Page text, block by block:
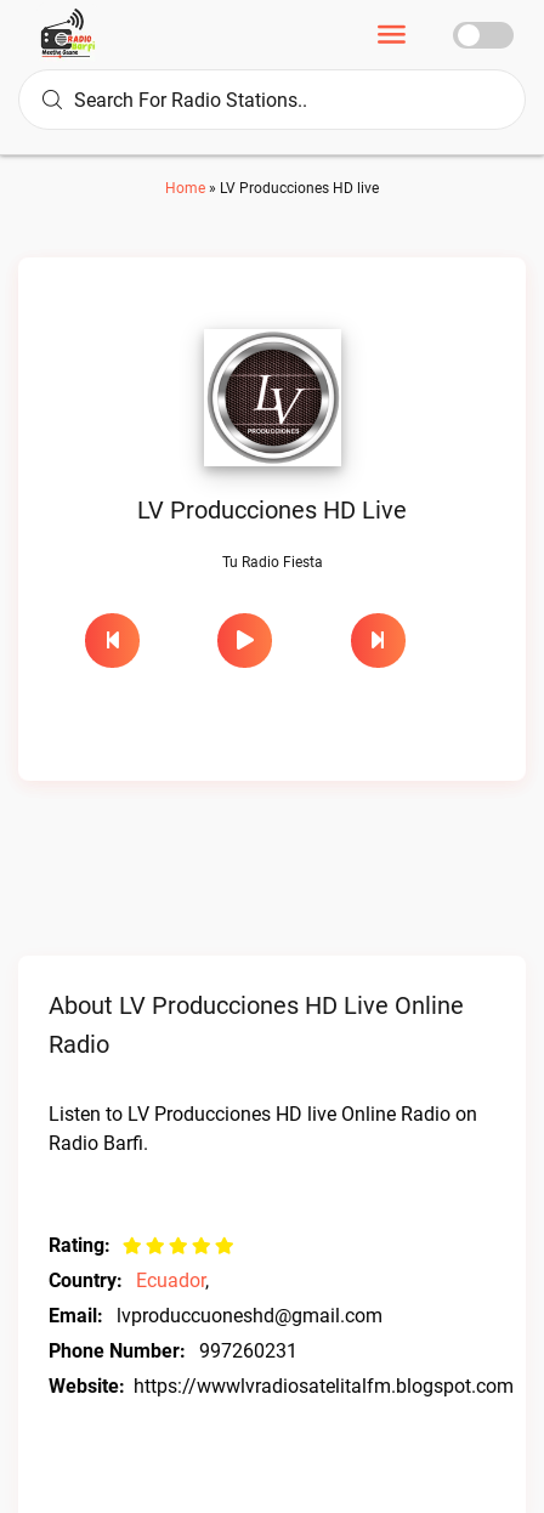
Home » LV Producciones HD live
LV Producciones HD Live
Tu Radio Fiesta
About LV Producciones HD Live Online
Radio
Listen to LV Producciones HD live Online Radio on
Radio Barfi.
Rating:
Country:
Ecuador,
Email:
lvproduccuoneshd@gmail.com
Phone Number:
997260231
Website: https://wwwlvradiosatelitalfm.blogspot.com